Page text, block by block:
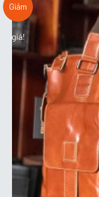
Giảm
giá!